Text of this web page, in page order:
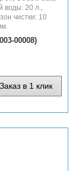
воды: 20 л.,
чистки: 10
00008)
Заказ в 1 клик